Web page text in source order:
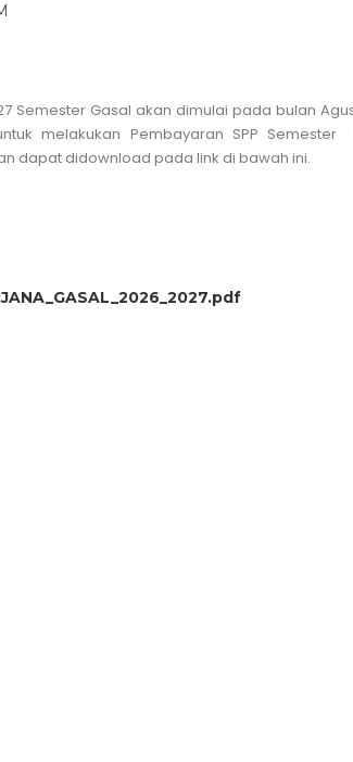
Semester Gasal akan dimulai pada bulan
melakukan Pembayaran SPP Semester
dapat didownload pada link di bawah ini.